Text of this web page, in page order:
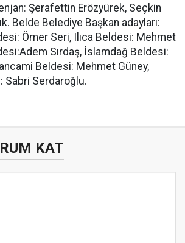
Şerafettin Erözyürek, Seçkin
Belde Belediye Başkan adayları:
Ömer Seri, Ilıca Beldesi: Mehmet
Sırdaş, İslamdağ Beldesi:
Beldesi: Mehmet Güney,
Serdaroğlu.
KAT